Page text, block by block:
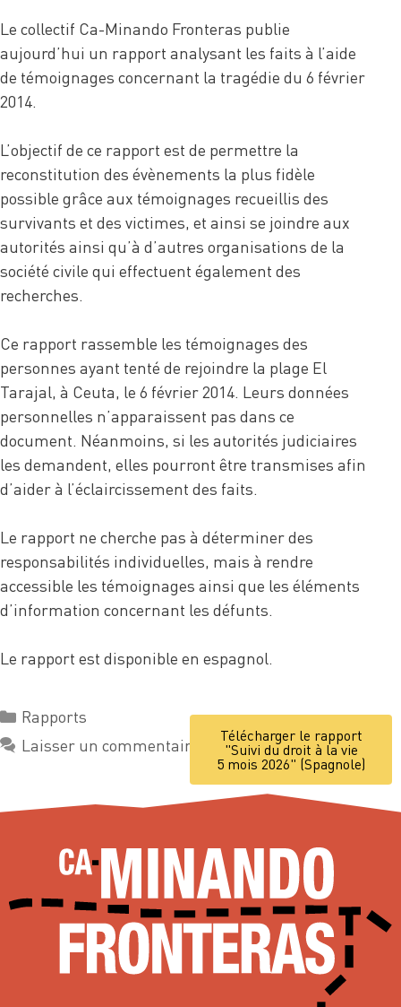
Le collectif Ca-Minando Fronteras publie
aujourd’hui un rapport analysant les faits à l’aide
de témoignages concernant la tragédie du 6 février
2014.
L’objectif de ce rapport est de permettre la
reconstitution des évènements la plus fidèle
possible grâce aux témoignages recueillis des
survivants et des victimes, et ainsi se joindre aux
autorités ainsi qu’à d’autres organisations de la
société civile qui effectuent également des
recherches.
Ce rapport rassemble les témoignages des
personnes ayant tenté de rejoindre la plage El
Tarajal, à Ceuta, le 6 février 2014. Leurs données
personnelles n’apparaissent pas dans ce
document. Néanmoins, si les autorités judiciaires
les demandent, elles pourront être transmises afin
d’aider à l’éclaircissement des faits.
Le rapport ne cherche pas à déterminer des
responsabilités individuelles, mais à rendre
accessible les témoignages ainsi que les éléments
d’information concernant les défunts.
Le rapport est disponible en espagnol.
Rapports
Laisser un commentaire
Télécharger le rapport
"Suivi du droit à la vie
5 mois 2026" (Spagnole)